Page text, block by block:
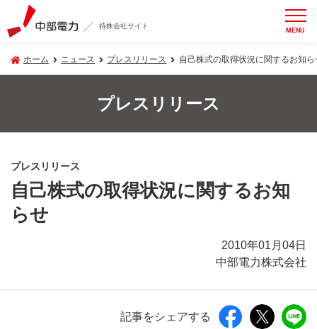
持株会社サイト MENU
ホーム ニュース プレスリリース 自己株式の取得状況に関するお知ら
プレスリリース
プレスリリース
自己株式の取得状況に関するお知
らせ
2010年01月04日
中部電力株式会社
記事をシェアする